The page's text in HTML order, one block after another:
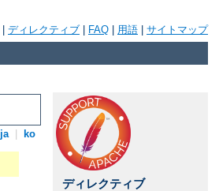
ディレクティブ FAQ 用語 サイトマップ
ja ko
ディレクティブ